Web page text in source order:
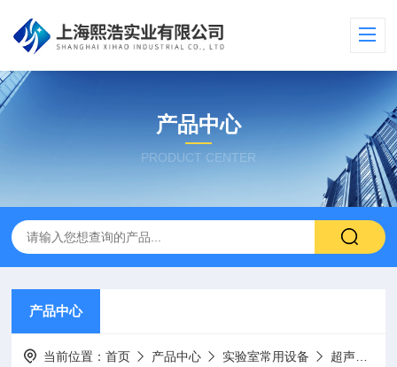
产品中心
PRODUCT CENTER
产品中心
当前位置：首页 产品中心 实验室常用设备 超声波破碎仪